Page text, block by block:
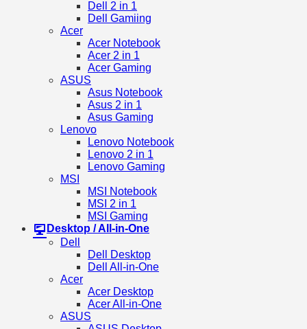
Dell 2 in 1
Dell Gamiing
Acer
Acer Notebook
Acer 2 in 1
Acer Gaming
ASUS
Asus Notebook
Asus 2 in 1
Asus Gaming
Lenovo
Lenovo Notebook
Lenovo 2 in 1
Lenovo Gaming
MSI
MSI Notebook
MSI 2 in 1
MSI Gaming
Desktop / All-in-One
Dell
Dell Desktop
Dell All-in-One
Acer
Acer Desktop
Acer All-in-One
ASUS